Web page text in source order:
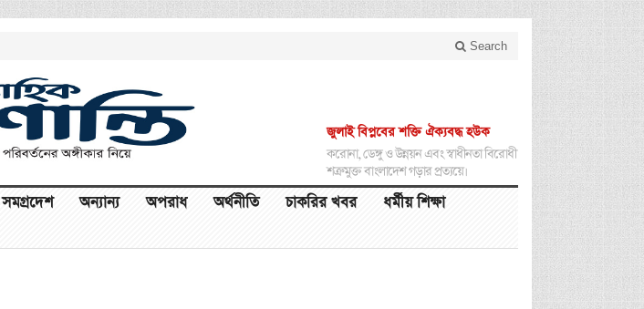
Search
জুলাই বিপ্লবের শক্তি ঐক্যবদ্ধ হউক
করোনা, ডেঙ্গু ও উন্নয়ন এবং স্বাধীনতা বিরোধী
শত্রুমুক্ত বাংলাদেশ গড়ার প্রত্যয়ে।
সমগ্রদেশ অন্যান্য অপরাধ অর্থনীতি চাকরির খবর
ধর্মীয় শিক্ষা